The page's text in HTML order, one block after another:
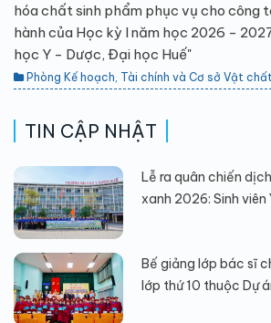
hóa chất sinh phẩm phục vụ cho công
hành của Học kỳ I năm học 2026 -
học Y - Dược, Đại học Huế"
Phòng Kế hoạch, Tài chính và Cơ sở Vật
TIN CẬP NHẬT
Lễ ra quân chiến
xanh 2026: Sinh viên
Bế giảng lớp bác sĩ
lớp thứ 10 thuộc Dự